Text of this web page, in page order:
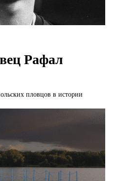
Рафал
пловцов в истории